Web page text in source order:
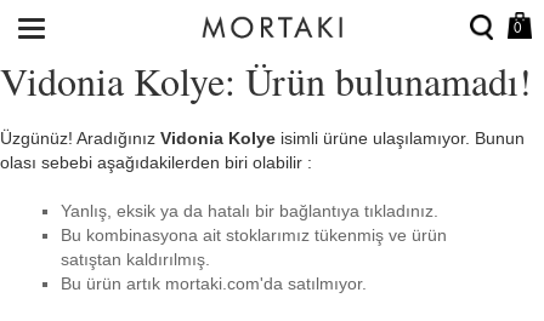
0
Vidonia Kolye: Ürün bulunamadı!
Üzgünüz! Aradığınız Vidonia Kolye isimli ürüne ulaşılamıyor. Bunun
olası sebebi aşağıdakilerden biri olabilir :
Yanlış, eksik ya da hatalı bir bağlantıya tıkladınız.
Bu kombinasyona ait stoklarımız tükenmiş ve ürün
satıştan kaldırılmış.
Bu ürün artık mortaki.com'da satılmıyor.